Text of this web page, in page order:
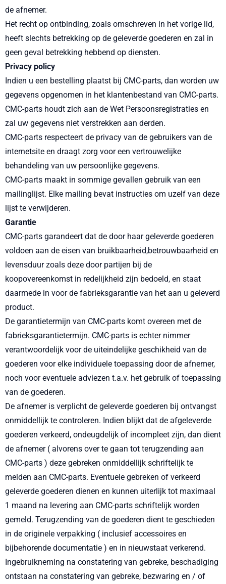
de afnemer.
Het recht op ontbinding, zoals omschreven in het vorige lid,
heeft slechts betrekking op de geleverde goederen en zal in
geen geval betrekking hebbend op diensten.
Privacy policy
Indien u een bestelling plaatst bij CMC-parts, dan worden uw
gegevens opgenomen in het klantenbestand van CMC-parts.
CMC-parts houdt zich aan de Wet Persoonsregistraties en
zal uw gegevens niet verstrekken aan derden.
CMC-parts respecteert de privacy van de gebruikers van de
internetsite en draagt zorg voor een vertrouwelijke
behandeling van uw persoonlijke gegevens.
CMC-parts maakt in sommige gevallen gebruik van een
mailinglijst. Elke mailing bevat instructies om uzelf van deze
lijst te verwijderen.
Garantie
CMC-parts garandeert dat de door haar geleverde goederen
voldoen aan de eisen van bruikbaarheid,betrouwbaarheid en
levensduur zoals deze door partijen bij de
koopovereenkomst in redelijkheid zijn bedoeld, en staat
daarmede in voor de fabrieksgarantie van het aan u geleverd
product.
De garantietermijn van CMC-parts komt overeen met de
fabrieksgarantietermijn. CMC-parts is echter nimmer
verantwoordelijk voor de uiteindelijke geschikheid van de
goederen voor elke individuele toepassing door de afnemer,
noch voor eventuele adviezen t.a.v. het gebruik of toepassing
van de goederen.
De afnemer is verplicht de geleverde goederen bij ontvangst
onmiddellijk te controleren. Indien blijkt dat de afgeleverde
goederen verkeerd, ondeugdelijk of incompleet zijn, dan dient
de afnemer ( alvorens over te gaan tot terugzending aan
CMC-parts ) deze gebreken onmiddellijk schriftelijk te
melden aan CMC-parts. Eventuele gebreken of verkeerd
geleverde goederen dienen en kunnen uiterlijk tot maximaal
1 maand na levering aan CMC-parts schriftelijk worden
gemeld. Terugzending van de goederen dient te geschieden
in de originele verpakking ( inclusief accessoires en
bijbehorende documentatie ) en in nieuwstaat verkerend.
Ingebruikneming na constatering van gebreke, beschadiging
ontstaan na constatering van gebreke, bezwaring en / of